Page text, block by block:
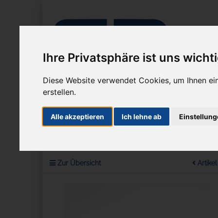
Ihre Privatsphäre ist uns
Diese Website verwendet Cookies, um Ihnen
erstellen.
Alle akzeptieren Ich lehne ab
Unternehmen Mikroskope
Zur Übersicht